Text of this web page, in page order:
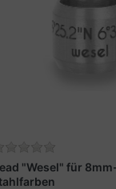
"Wesel" für